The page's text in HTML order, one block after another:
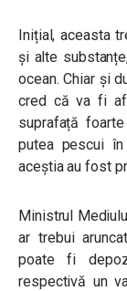
Inițial, aceasta
și alte
ocean. Chiar și
cred că va fi
suprafață
putea pescui
aceștia au fost
Ministrul
ar trebui
poate fi
respectivă un